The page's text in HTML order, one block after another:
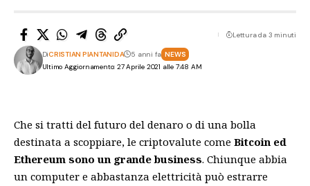
Ultimo Aggiornamento: 27 Aprile 2021 alle 7:48 AM
DiCRISTIAN PIANTANIDA 5 anni fa NEWS
Lettura da 3 minuti
Che si tratti del futuro del denaro o di una bolla
destinata a scoppiare, le criptovalute come Bitcoin ed
Ethereum sono un grande business. Chiunque abbia
un computer e abbastanza elettricità può estrarre